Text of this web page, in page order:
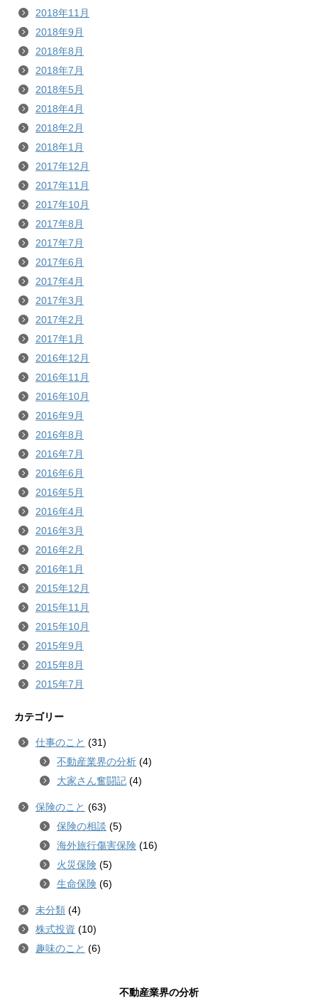
2018年11月
2018年9月
2018年8月
2018年7月
2018年5月
2018年4月
2018年2月
2018年1月
2017年12月
2017年11月
2017年10月
2017年8月
2017年7月
2017年6月
2017年4月
2017年3月
2017年2月
2017年1月
2016年12月
2016年11月
2016年10月
2016年9月
2016年8月
2016年7月
2016年6月
2016年5月
2016年4月
2016年3月
2016年2月
2016年1月
2015年12月
2015年11月
2015年10月
2015年9月
2015年8月
2015年7月
カテゴリー
仕事のこと (31)
不動産業界の分析 (4)
大家さん奮闘記 (4)
保険のこと (63)
保険の相談 (5)
海外旅行傷害保険 (16)
火災保険 (5)
生命保険 (6)
未分類 (4)
株式投資 (10)
趣味のこと (6)
不動産業界の分析